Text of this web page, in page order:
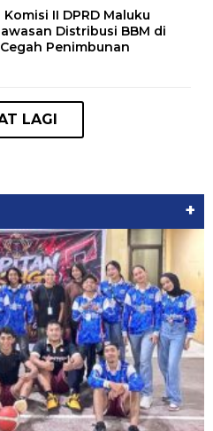
II DPRD Maluku
Distribusi BBM di
Penimbunan
+